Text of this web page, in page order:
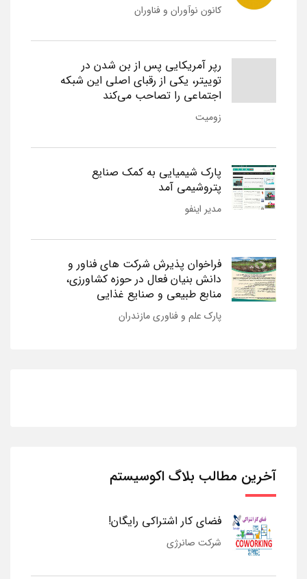
کانون نوآوران و فناوران
رپر آمریکایی پس از بن شدن در
توییتر، یکی از رقبای اصلی این شبکه
اجتماعی را تصاحب می‌کند
زومیت
پارک شیمیایی به کمک صنایع
پتروشیمی آمد
مدیر اینفو
فراخوان پذیرش شرکت های فناور و
دانش بنیان فعال در حوزه کشاورزی،
منابع طبیعی و صنایع غذایی
پارک علم و فناوری مازندران
آخرین مطالب بلاگ اکوسیستم
فضای کار اشتراکی رایگان!
شرکت صانرژی